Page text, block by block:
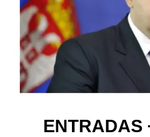
ENTRADAS